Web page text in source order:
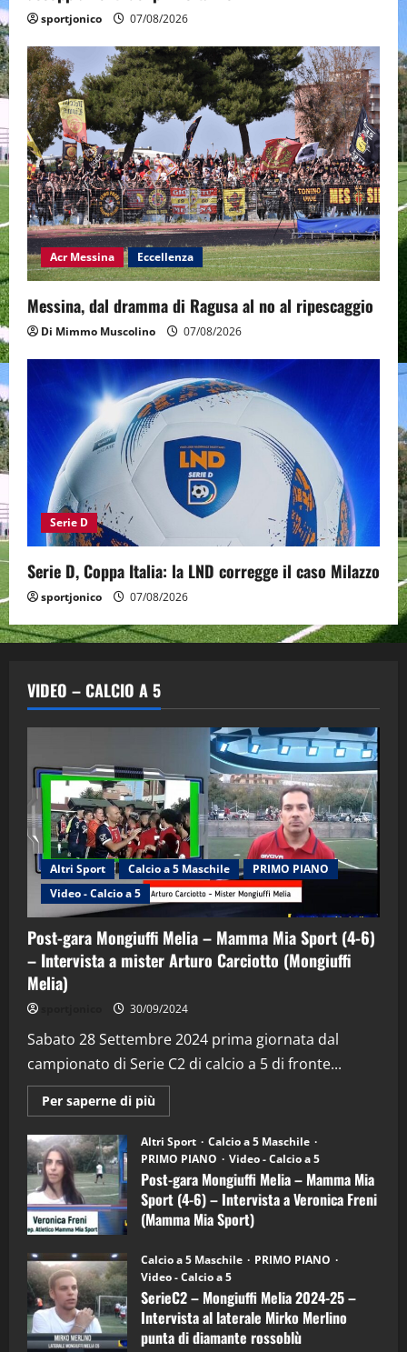
sportjonico 07/08/2026
Acr Messina Eccellenza
Messina, dal dramma di Ragusa al no al ripescaggio
Di Mimmo Muscolino 07/08/2026
Serie D
Serie D, Coppa Italia: la LND corregge il caso Milazzo
sportjonico 07/08/2026
VIDEO – CALCIO A 5
Altri Sport Calcio a 5 Maschile
PRIMO PIANO
Video - Calcio a 5
Post-gara Mongiuffi Melia – Mamma Mia Sport (4-6)
– Intervista a mister Arturo Carciotto (Mongiuffi
Melia)
30/09/2024
Sabato 28 Settembre 2024 prima giornata dal
campionato di Serie C2 di calcio a 5 di fronte...
Per saperne di più
informazioni
Post-
gara
Mongiuffi
Melia
–
Mamma
Mia
Sport
6)
–
Intervista
a
mister
Arturo
Carciotto
(Mongiuffi
Altri Sport
Calcio a 5 Maschile
PRIMO PIANO
Video - Calcio a 5
Post-gara Mongiuffi Melia – Mamma Mia
Sport (4-6) – Intervista a Veronica Freni
(Mamma Mia Sport)
Calcio a 5 Maschile
PRIMO PIANO
Video - Calcio a 5
SerieC2 – Mongiuffi Melia 2024-25 –
Intervista al laterale Mirko Merlino
punta di diamante rossoblù
2
“SportEmpire” in Podcast: 29^ Puntata
(Martedi 28 Aprile 2026)
28/04/2026
3
"SportEmpire" in Podcast
“SportEmpire” in Podcast: 28^ Puntata
(Martedi 21 Aprile 2026)
21/04/2026
4
“SportEmpire” in Podcast: 27^ Puntata
(Martedi 14 Aprile 2026)
15/04/2026